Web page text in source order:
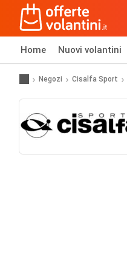
Home Nuovi volantini
Negozi Cisalfa Sport